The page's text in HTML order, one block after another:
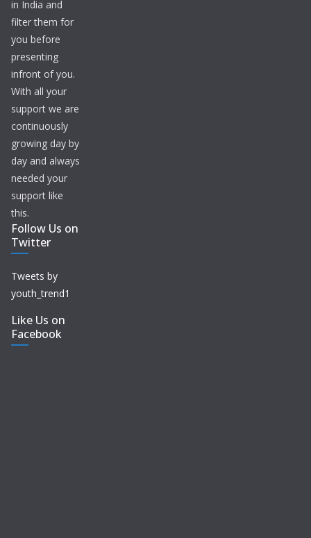
in India and
filter them for
you before
presenting
infront of you.
With all your
support we are
continuously
growing day by
day and always
needed your
support like
this.
Follow Us on
Twitter
Tweets by
youth_trend1
Like Us on
Facebook